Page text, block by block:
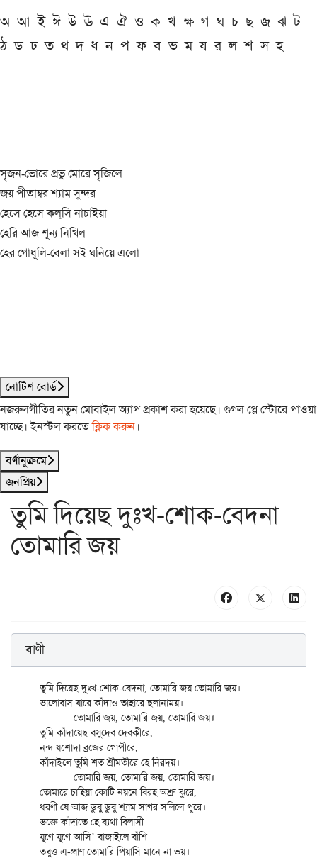
অ আ ই ঈ উ ঊ এ ঐ ও ক খ ক্ষ গ ঘ চ ছ জ ঝ ট
ঠ ড ঢ ত থ দ ধ ন প ফ ব ভ ম য র ল শ স হ
সৃজন-ভোরে প্রভু মোরে সৃজিলে
জয় পীতাম্বর শ্যাম সুন্দর
হেসে হেসে কল্‌সি নাচাইয়া
হেরি আজ শূন্য নিখিল
হের গোধূলি-বেলা সই ঘনিয়ে এলো
নোটিশ বোর্ড
নজরুলগীতির নতুন মোবাইল অ্যাপ প্রকাশ করা হয়েছে। গুগল প্লে স্টোরে পাওয়া
যাচ্ছে। ইনস্টল করতেক্লিক করুন।
বর্ণানুক্রমে
জনপ্রিয়
তুমি দিয়েছ দুঃখ-শোক-বেদনা
তোমারি জয়
বাণী
তুমি দিয়েছ দুঃখ-শোক-বেদনা, তোমারি জয় তোমারি জয়।
ভালোবাস যারে কাঁদাও তাহারে ছলানাময়।
তুমি কাঁদায়েছ বসুদেব দেবকীরে,
নন্দ যশোদা ব্রজের গোপীরে,
কাঁদাইলে তুমি শত শ্রীমতীরে হে নিরদয়।
তোমারে চাহিয়া কোটি নয়নে বিরহ অশ্রু ঝুরে,
ধরণী যে আজ ডুবু ডুবু শ্যাম সাগর সলিলে পুরে।
ভক্তে কাঁদাতে হে ব্যথা বিলাসী
যুগে যুগে আসি’ বাজাইলে বাঁশি
তবুও এ-প্রাণ তোমারি পিয়াসি মানে না ভয়।